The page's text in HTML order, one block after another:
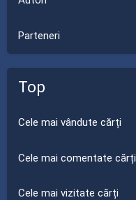
Parteneri
Top
Cele mai vândute cărți
Cele mai comentate cărți
Cele mai vizitate cărți